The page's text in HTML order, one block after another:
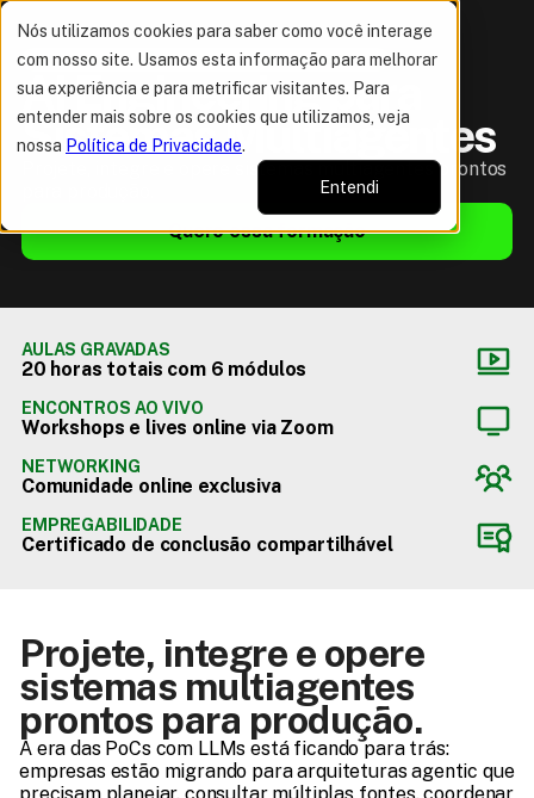
Nós utilizamos cookies para saber como você interage
com nosso site. Usamos esta informação para melhorar
sua experiência e para metrificar visitantes. Para
entender mais sobre os cookies que utilizamos, veja
nossa Política de Privacidade.
Entendi
NOVA FORMAÇÃO! INCLUÍDO NO MEMBERSHIP
AI Engineering para
Sistemas Multiagentes
Projete, integre e opere sistemas multiagentes prontos
Quero essa formação
AULAS GRAVADAS
20 horas totais com 6 módulos
ENCONTROS AO VIVO
Workshops e lives online via Zoom
NETWORKING
Comunidade online exclusiva
EMPREGABILIDADE
Certificado de conclusão compartilhável
Projete, integre e opere
sistemas multiagentes
prontos para produção.
A era das PoCs com LLMs está ficando para trás:
empresas estão migrando para arquiteturas agentic que